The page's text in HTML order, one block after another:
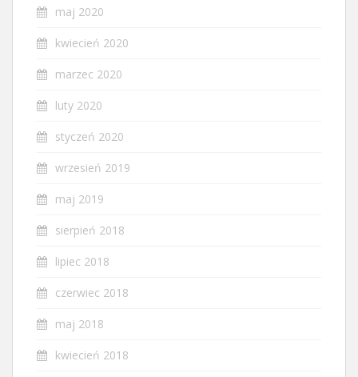
maj 2020
kwiecień 2020
marzec 2020
luty 2020
styczeń 2020
wrzesień 2019
maj 2019
sierpień 2018
lipiec 2018
czerwiec 2018
maj 2018
kwiecień 2018